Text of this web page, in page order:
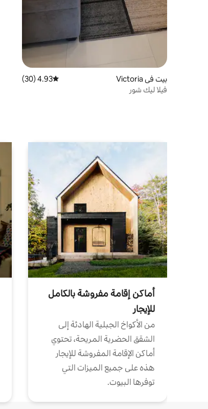
بيت في Victoria متوسط التقييم 4.93 من 5، 30 مراجعات
4.93 (30)
فيلا ليك شور
أماكن إقامة مفروشة بالكامل
للإيجار
من الأكواخ الجبلية الهادئة إلى
الشقق الحضرية المريحة، تحتوي
أماكن الإقامة المفروشة للإيجار
هذه على جميع الميزات التي
توفرها البيوت.